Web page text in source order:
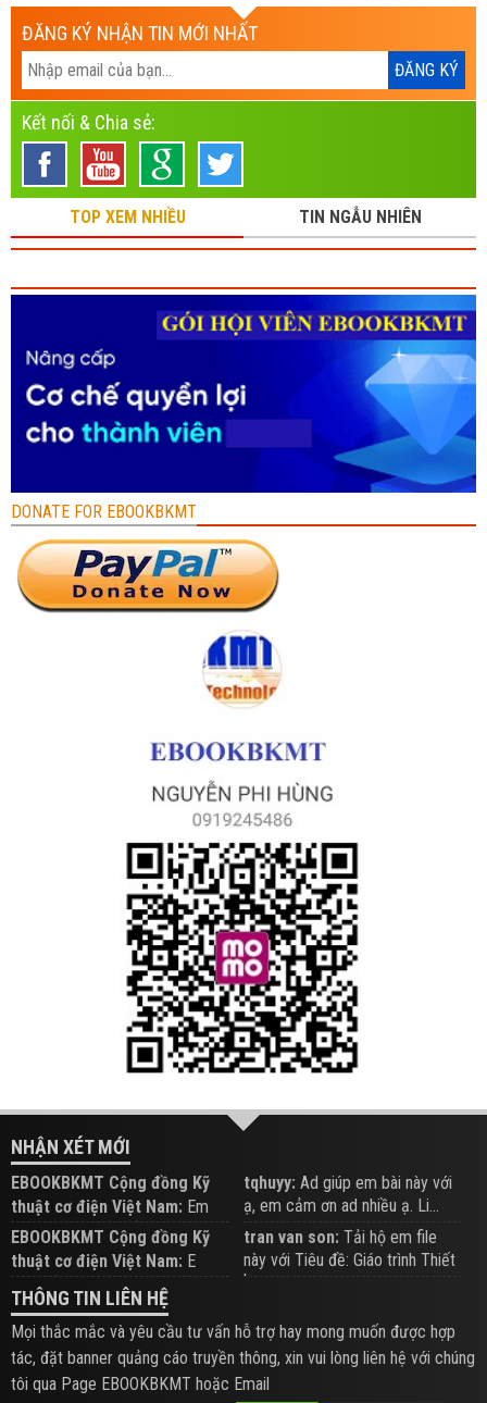
ĐĂNG KÝ NHẬN TIN MỚI NHẤT
Kết nối & Chia sẻ:
TOP XEM NHIỀU TIN NGẪU NHIÊN
DONATE FOR EBOOKBKMT
NHẬN XÉT MỚI
EBOOKBKMT Cộng đồng Kỹ
thuật cơ điện Việt Nam: Em
đăng trên Group hỗ trợ nhé
tqhuyy: Ad giúp em bài này với
ạ, em cảm ơn ad nhiều ạ. Li...
EBOOKBKMT Cộng đồng Kỹ
thuật cơ điện Việt Nam: E
xem hỗ trợ trên Group
tran van son: Tải hộ em file
này với Tiêu đề: Giáo trình Thiết
b...
THÔNG TIN LIÊN HỆ
Mọi thắc mắc và yêu cầu tư vấn hỗ trợ hay mong muốn được hợp
tác, đặt banner quảng cáo truyền thông, xin vui lòng liên hệ với chúng
tôi qua Page EBOOKBKMT hoặc Email